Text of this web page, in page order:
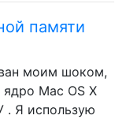
памяти
моим шоком,
​​Mac OS X
. Я использую